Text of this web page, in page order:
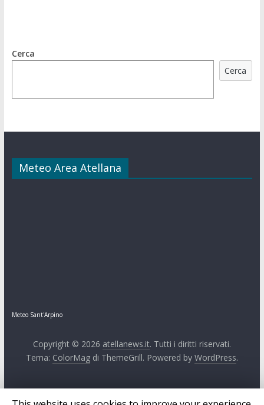
Cerca
Cerca
Meteo Area Atellana
Meteo Sant'Arpino
Copyright © 2026 atellanews.it. Tutti i diritti riservati.
Tema: ColorMagdi ThemeGrill. Powered by WordPress.